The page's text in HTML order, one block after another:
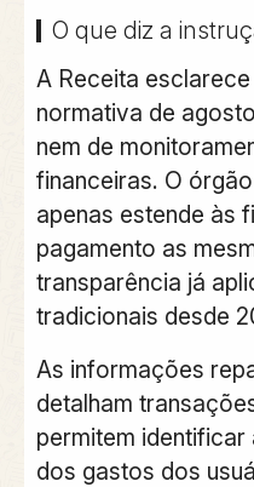
O que diz a
A Receita
normativa de agosto
nem de
financeiras. O
apenas estende às
pagamento as
transparência já
tradicionais desde
As informações
detalham
permitem identificar
dos gastos dos